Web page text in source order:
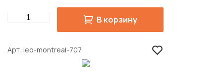
Quantity В корзину
Арт leo-montreal-707